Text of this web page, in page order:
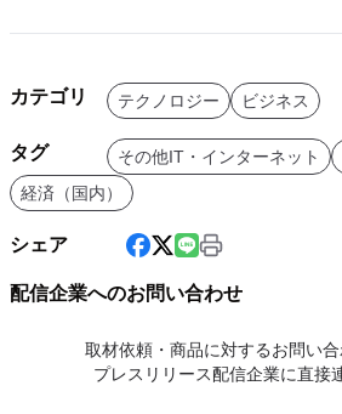
カテゴリ テクノロジー ビジネス
タグ その他IT・インターネット
経済（国内）
シェア
配信企業へのお問い合わせ
取材依頼・商品に対するお問い合
プレスリリース配信企業に直接